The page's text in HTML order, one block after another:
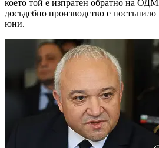
което той е изпратен обратно на
досъдебно производство е постъпило
юни.